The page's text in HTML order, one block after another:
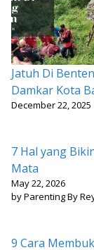
Jatuh Di
Damkar Kota
December 22, 2025
7 Hal yang
Mata
May 22, 2026
by Parenting By
9 Cara